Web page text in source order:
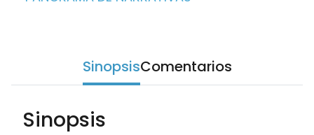
SinopsisComentarios
Sinopsis